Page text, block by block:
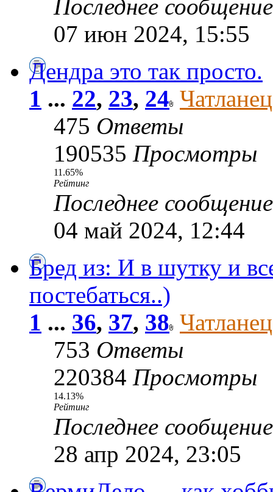
Последнее
07 июн 2024, 15:55
Дендра это так просто.
1 ... 22, 23, 24 Чатланец
475 Ответы
190535 Просмотры
11.65%
Рейтинг
Последнее
04 май 2024, 12:44
Бред из: И в шутку и
постебаться..)
1 ... 36, 37, 38 Чатланец
753 Ответы
220384 Просмотры
14.13%
Рейтинг
Последнее
28 апр 2024, 23:05